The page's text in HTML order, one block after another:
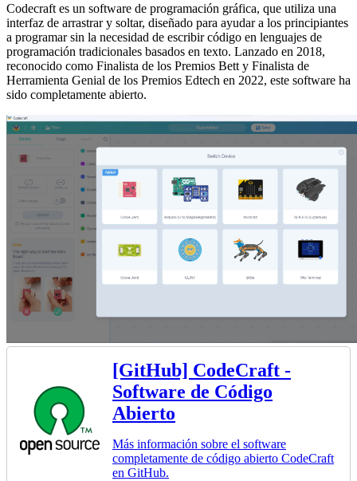
Codecraft es un software de programación gráfica, que utiliza una
interfaz de arrastrar y soltar, diseñado para ayudar a los principiantes
a programar sin la necesidad de escribir código en lenguajes de
programación tradicionales basados en texto. Lanzado en 2018,
reconocido como Finalista de los Premios Bett y Finalista de
Herramienta Genial de los Premios Edtech en 2022, este software ha
sido completamente abierto.
[GitHub] CodeCraft -
Software de Código
Abierto
Más información sobre el software
completamente de código abierto CodeCraft
en GitHub.